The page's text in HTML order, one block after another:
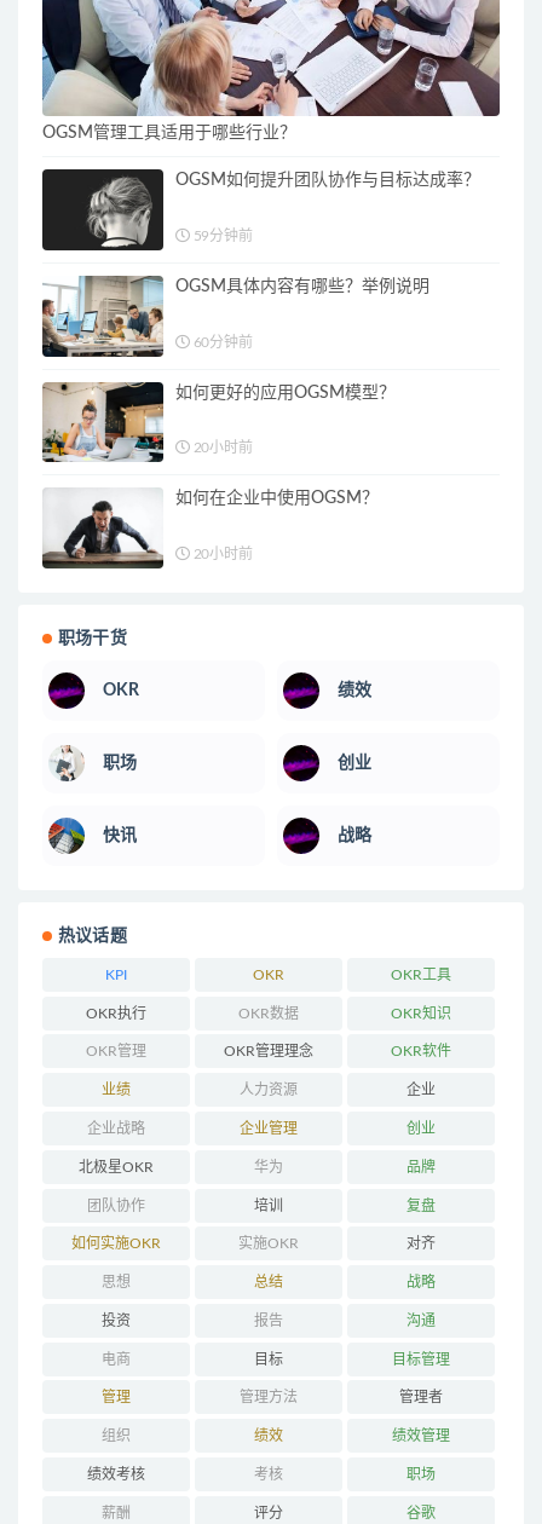
OGSM管理工具适用于哪些行业？
OGSM如何提升团队协作与目标达成率？
59分钟前
OGSM具体内容有哪些？举例说明
60分钟前
如何更好的应用OGSM模型？
20小时前
如何在企业中使用OGSM？
20小时前
职场干货
OKR 绩效
职场 创业
快讯 战略
热议话题
KPI OKR OKR工具
OKR执行 OKR数据 OKR知识
OKR管理 OKR管理理念 OKR软件
业绩 人力资源 企业
企业战略 企业管理 创业
北极星OKR 华为 品牌
团队协作 培训 复盘
如何实施OKR 实施OKR 对齐
思想 总结 战略
投资 报告 沟通
电商 目标 目标管理
管理 管理方法 管理者
组织 绩效 绩效管理
绩效考核 考核 职场
薪酬 评分 谷歌